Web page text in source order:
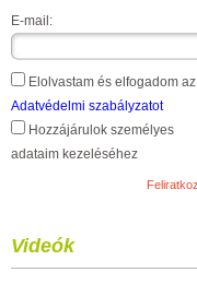
E-mail:
Elolvastam és elfogadom az
Adatvédelmi szabályzatot
Hozzájárulok személyes
adataim kezeléséhez
Videók